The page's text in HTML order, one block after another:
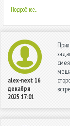
критическое
действие игры
Подробнее...
alex-next 16
декабря
2025 17:01